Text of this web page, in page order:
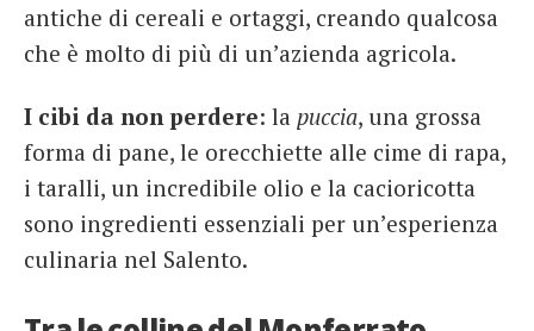
antiche di cereali e ortaggi, creando qualcosa
che è molto di più di un’azienda agricola.
I cibi da non perdere: la puccia, una grossa
forma di pane, le orecchiette alle cime di rapa,
i taralli, un incredibile olio e la cacioricotta
sono ingredienti essenziali per un’esperienza
culinaria nel Salento.